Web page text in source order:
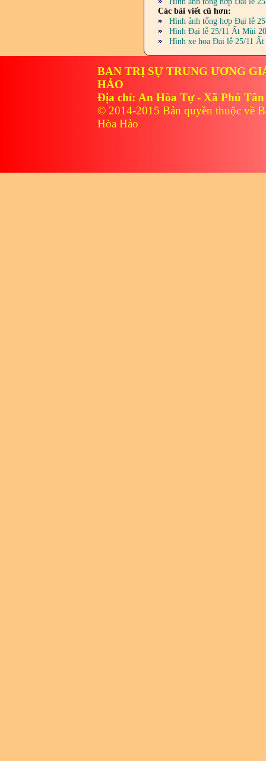
Các bài viết cũ hơn:
Hình ảnh tổng hợp Đại lễ
Hình Đại lễ 25/11 Ất Mùi
Hình xe hoa Đại lễ 25/11
BAN TRỊ SỰ TRUNG ƯƠNG
HẢO
Địa chỉ: An Hòa Tự - Xã Phú
© 2014-2015 Bản quyền thuộc về
Hòa Hảo